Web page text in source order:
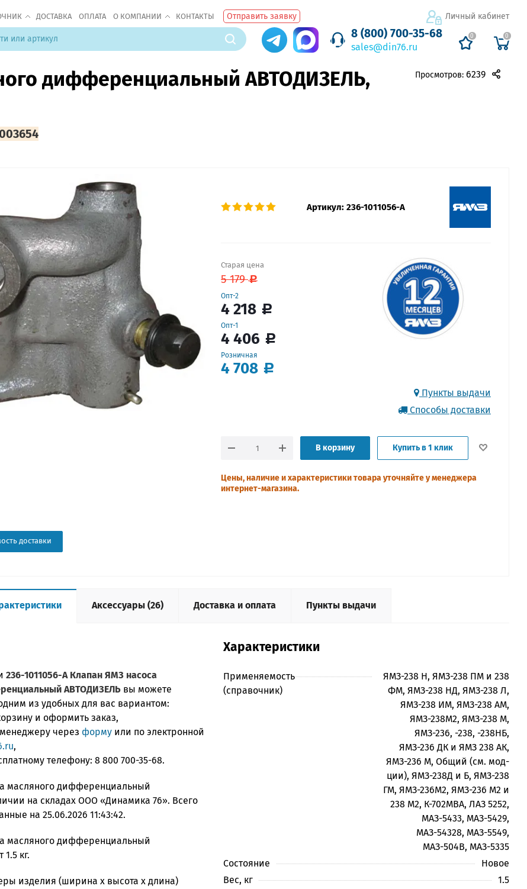
ДОСТАВКА ОПЛАТА О КОМПАНИИ КОНТАКТЫ Отправить заявку Личный кабинет
8 (800) 700-35-68
sales@din76.ru
0 0
дифференциальный АВТОДИЗЕЛЬ,
Просмотров: 6239
Артикул: 236-1011056-А
Старая цена
5 179
Опт-2
4 218
Опт-1
4 406
Розничная
4 708
Пункты выдачи
Способы доставки
В корзину Купить в 1 клик
Цены, наличие и характеристики товара уточняйте у менеджера
интернет-магазина.
доставки
Аксессуары (26) Доставка и оплата Пункты выдачи
236-1011056-А Клапан ЯМЗ насоса
АВТОДИЗЕЛЬ вы можете
из удобных для вас вариантом:
и оформить заказ,
менеджеру через форму или по электронной
,
телефону: 8 800 700-35-68.
масляного дифференциальный
на складах ООО «Динамика 76». Всего
на 25.06.2026 11:43:42.
масляного дифференциальный
кг.
изделия (ширина х высота х длина)
Характеристики
Применяемость
(справочник)
ЯМЗ-238 Н, ЯМЗ-238 ПМ и 238
ФМ, ЯМЗ-238 НД, ЯМЗ-238 Л,
ЯМЗ-238 ИМ, ЯМЗ-238 АМ,
ЯМЗ-238М2, ЯМЗ-238 М,
ЯМЗ-236, -238, -238НБ,
ЯМЗ-236 ДК и ЯМЗ 238 АК,
ЯМЗ-236 М, Общий (см. мод-
ции), ЯМЗ-238Д и Б, ЯМЗ-238
ГМ, ЯМЗ-236М2, ЯМЗ-236 М2 и
238 М2, К-702МВА, ЛАЗ 5252,
МАЗ-5433, МАЗ-5429,
МАЗ-54328, МАЗ-5549,
МАЗ-504В, МАЗ-5335
Состояние
Новое
Вес, кг
1.5